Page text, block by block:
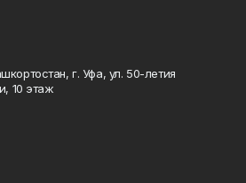
г. Уфа, ул. 50-летия
10 этаж